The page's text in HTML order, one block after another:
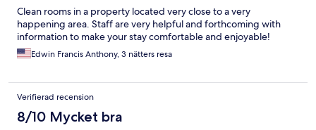
Clean rooms in a property located very close to a very
happening area. Staff are very helpful and forthcoming with
information to make your stay comfortable and enjoyable!
Edwin Francis Anthony, 3 nätters resa
Verifierad recension
8/10 Mycket bra